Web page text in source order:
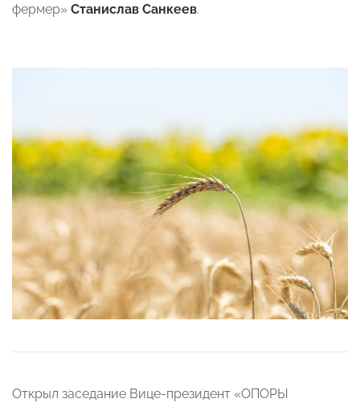
фермер» Станислав Санкеев.
Открыл заседание Вице-президент «ОПОРЫ